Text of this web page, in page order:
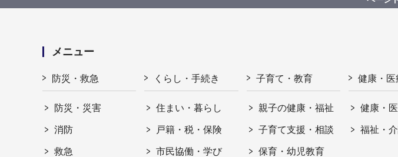
メニュー
防災・救急
防災・災害
消防
救急
くらし・手続き
住まい・暮らし
戸籍・税・保険
市民協働・学び
子育て・教育
親子の健康・福祉
子育て支援・相談
保育・幼児教育
健康・医
健康・
福祉・